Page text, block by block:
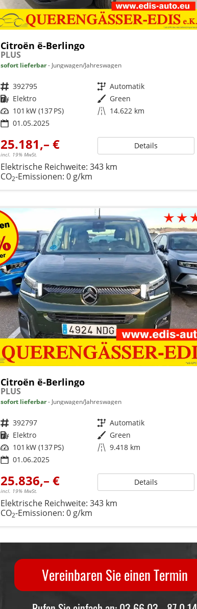
Citroën ë-Berlingo
PLUS
sofort lieferbar Jungwagen/Jahreswagen
Fahrzeugnr. 392795 Getriebe Automatik
Kraftstoff Elektro Außenfarbe Green
Leistung 101 kW (137 PS) Kilometerstand 14.622 km
01.05.2025
25.181,– €
incl. 19% MwSt.
Details
Elektrische Reichweite: 343 km
CO2-Emissionen: 0 g/km
Citroën ë-Berlingo
PLUS
sofort lieferbar Jungwagen/Jahreswagen
Fahrzeugnr. 392797 Getriebe Automatik
Kraftstoff Elektro Außenfarbe Green
Leistung 101 kW (137 PS) Kilometerstand 9.418 km
01.06.2025
25.836,– €
incl. 19% MwSt.
Details
Elektrische Reichweite: 343 km
CO2-Emissionen: 0 g/km
Vereinbaren Sie einen Termin